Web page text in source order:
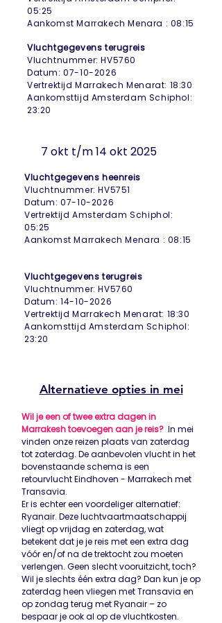
05:25
Aankomst Marrakech Menara : 08:15
Vluchtgegevens terugreis
Vluchtnummer: HV5760
Datum:07-10-2026
Vertrektijd Marrakech Menarat: 18:30
Aankomsttijd Amsterdam Schiphol:
23:20
7 okt t/m 14 okt 2025
Vluchtgegevens heenreis
Vluchtnummer: HV5751
Datum: 07-10-2026
Vertrektijd Amsterdam Schiphol:
05:25
Aankomst Marrakech Menara : 08:15
Vluchtgegevens terugreis
Vluchtnummer: HV5760
Datum:14-10-2026
Vertrektijd Marrakech Menarat: 18:30
Aankomsttijd Amsterdam Schiphol:
23:20
Alternatieve opties in mei
Wil je een of twee extra dagen in
Marrakesh toevoegen aan je reis? In mei
vinden onze reizen plaats van zaterdag
tot zaterdag. De aanbevolen vlucht in het
bovenstaande schema is een
retourvlucht Eindhoven - Marrakech met
Transavia.
Er is echter een voordeliger alternatief:
Ryanair. Deze luchtvaartmaatschappij
vliegt op vrijdag en zaterdag, wat
betekent dat je je reis met een extra dag
vóór en/of na de trektocht zou moeten
verlengen. Geen slecht vooruitzicht, toch?
Wil je slechts één extra dag? Dan kun je op
zaterdag heen vliegen met Transavia en
op zondag terug met Ryanair – zo
bespaar je ook al op de vluchtkosten.